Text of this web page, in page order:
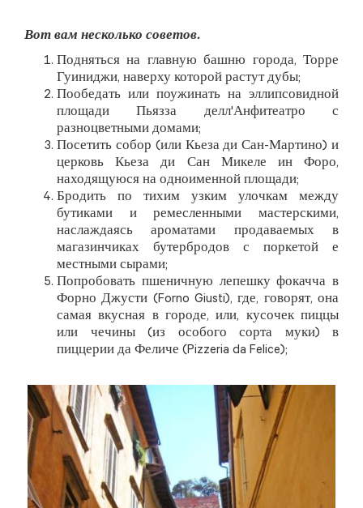
Вот вам несколько советов.
Подняться на главную башню города, Торре
Гуиниджи, наверху которой растут дубы;
Пообедать или поужинать на эллипсовидной
площади Пьязза делл'Анфитеатро с
разноцветными домами;
Посетить собор (или Кьеза ди Сан-Мартино) и
церковь Кьеза ди Сан Микеле ин Форо,
находящуюся на одноименной площади;
Бродить по тихим узким улочкам между
бутиками и ремесленными мастерскими,
наслаждаясь ароматами продаваемых в
магазинчиках бутербродов с поркетой е
местными сырами;
Попробовать пшеничную лепешку фокачча в
Форно Джусти (Forno Giusti), где, говорят, она
самая вкусная в городе, или, кусочек пиццы
или чечины (из особого сорта муки) в
пиццерии да Феличе (Pizzeria da Felice);